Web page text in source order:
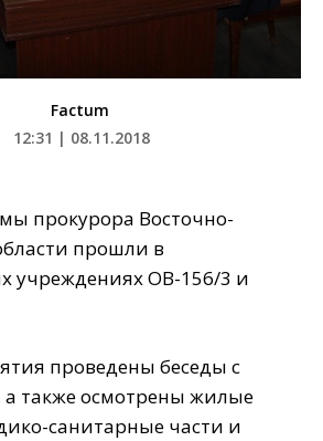
Factum
12:31 | 08.11.2018
прокурора Восточно-
прошли в
учреждениях ОВ-156/3 и
проведены беседы с
также осмотрены жилые
санитарные части и